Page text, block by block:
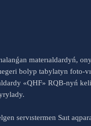
materıaldardyń,
bolyp tabylatyn foto-
«QHF» RQB-nyń
servıstermen Saıt